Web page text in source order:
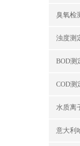
臭氧检
浊度测
水质离
意大利